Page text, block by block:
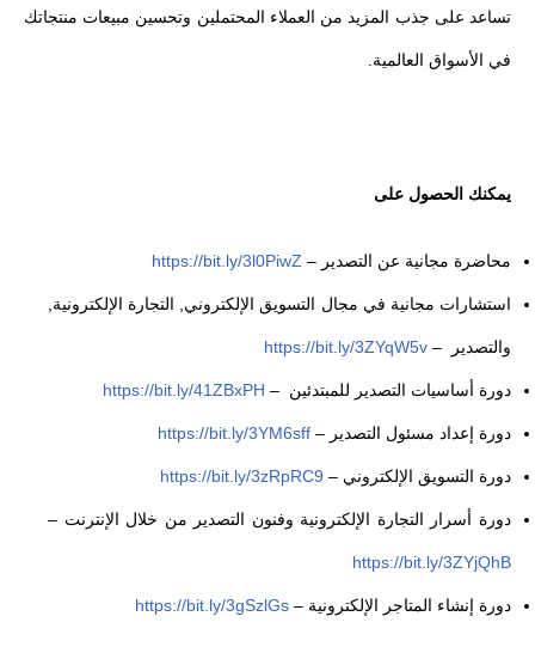
تساعد على جذب المزيد من العملاء المحتملين وتحسين مبيعات منتجاتك
في الأسواق العالمية.
يمكنك الحصول على
محاضرة مجانية عن التصدير –
استشارات مجانية في مجال التسويق الإلكتروني, التجارة الإلكترونية,
والتصدير –
دورة أساسيات التصدير للمبتدئين –
دورة إعداد مسئول التصدير –
دورة التسويق الإلكتروني –
دورة أسرار التجارة الإلكترونية وفنون التصدير من خلال الإنترنت –
https://bit.ly/3ZYjQhB
دورة إنشاء المتاجر الإلكترونية –